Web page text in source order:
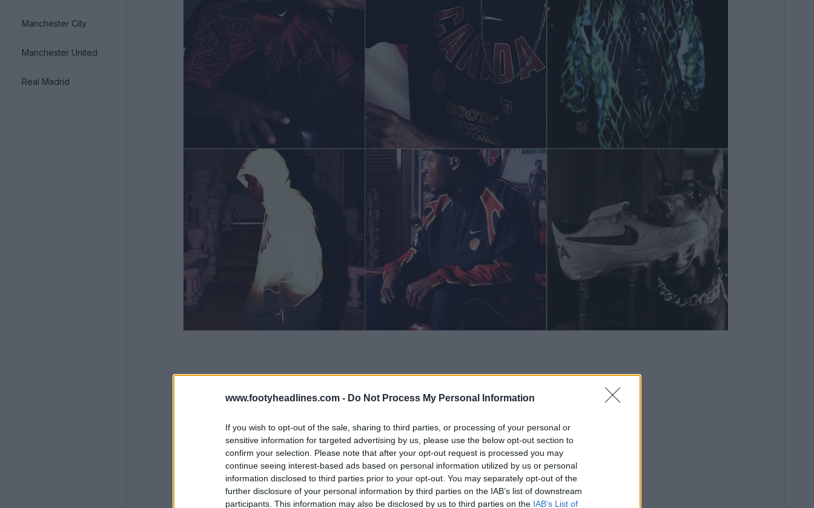
www.footyheadlines.com - Do Not Process My Personal Information
If you wish to opt-out of the sale, sharing to third parties, or processing of your personal or
sensitive information for targeted advertising by us, please use the below opt-out section to
confirm your selection. Please note that after your opt-out request is processed you may
continue seeing interest-based ads based on personal information utilized by us or personal
information disclosed to third parties prior to your opt-out. You may separately opt-out of the
further disclosure of your personal information by third parties on the IAB’s list of downstream
participants. This information may also be disclosed by us to third parties on the IAB’s List of
Manchester City
Manchester United
Real Madrid